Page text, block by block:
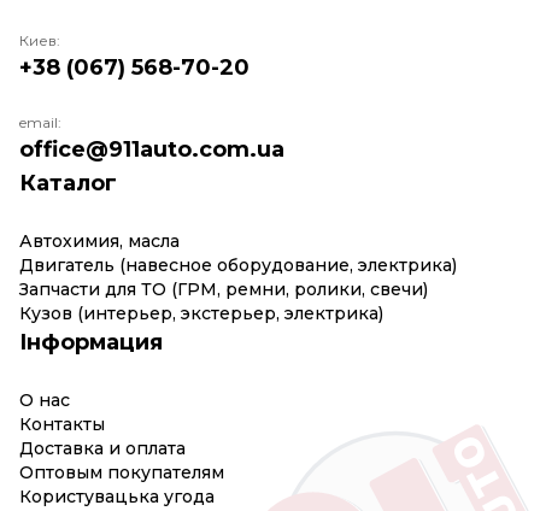
Каталог
Автохимия, масла
Двигатель (навесное оборудование, электрика)
Запчасти для ТО (ГРМ, ремни, ролики, свечи)
Кузов (интерьер, экстерьер, электрика)
Інформация
О нас
Контакты
Доставка и оплата
Оптовым покупателям
Користувацька угода
Киев:
+38 (067) 568-70-20
email:
office@911auto.com.ua